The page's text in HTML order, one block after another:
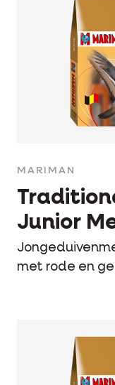
MARIMAN
Junior
met rode en